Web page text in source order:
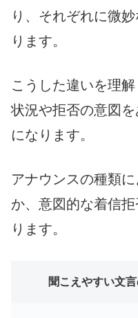
り、それぞれに微
ります。
こうした違いを理
状況や拒否の意図
になります。
アナウンスの種類
か、意図的な着信
ります。
聞こえやすい文言